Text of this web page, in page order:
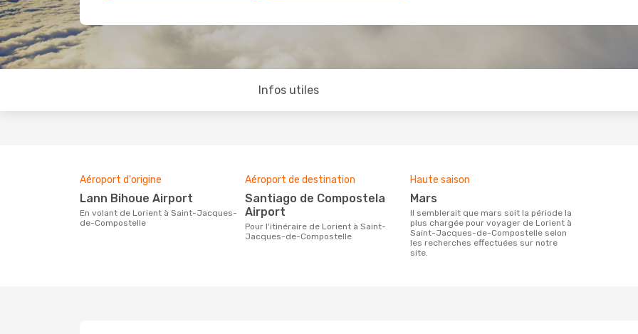
Infos utiles
Aéroport d'origine
Lann Bihoue Airport
En volant de Lorient à Saint-Jacques-
de-Compostelle
Aéroport de destination
Santiago de Compostela
Airport
Pour l'itinéraire de Lorient à Saint-
Jacques-de-Compostelle
Haute saison
mars
Il semblerait que mars soit la période la
plus chargée pour voyager de Lorient à
Saint-Jacques-de-Compostelle selon
les recherches effectuées sur notre
site.